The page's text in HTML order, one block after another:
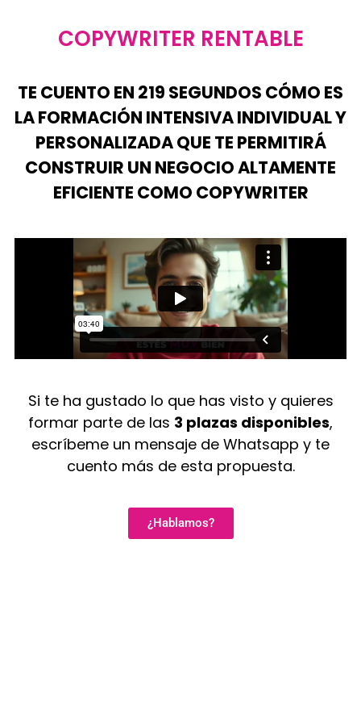
COPYWRITER RENTABLE
TE CUENTO EN 219 SEGUNDOS CÓMO ES
LA FORMACIÓN INTENSIVA INDIVIDUAL Y
PERSONALIZADA QUE TE PERMITIRÁ
CONSTRUIR UN NEGOCIO ALTAMENTE
EFICIENTE COMO COPYWRITER
Si te ha gustado lo que has visto y quieres
formar parte de las 3 plazas disponibles,
escríbeme un mensaje de Whatsapp y te
cuento más de esta propuesta.
¿Hablamos?